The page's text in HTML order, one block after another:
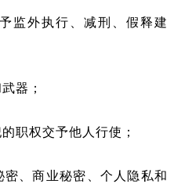
监外执行、减刑、假释建
器；
职权交予他人行使；
密、商业秘密、个人隐私和